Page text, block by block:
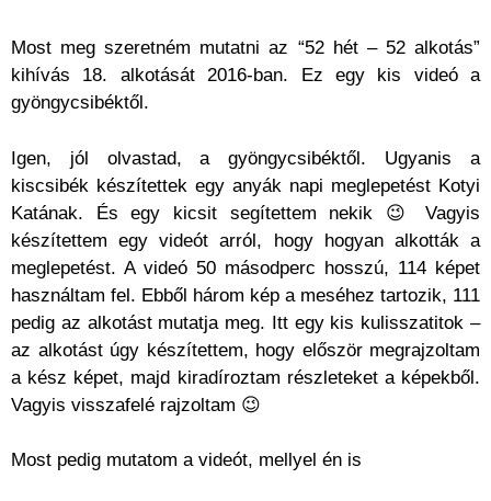
Most meg szeretném mutatni az “52 hét – 52 alkotás”
kihívás 18. alkotását 2016-ban. Ez egy kis videó a
gyöngycsibéktől.
Igen, jól olvastad, a gyöngycsibéktől. Ugyanis a
kiscsibék készítettek egy anyák napi meglepetést Kotyi
Katának. És egy kicsit segítettem nekik 😉 Vagyis
készítettem egy videót arról, hogy hogyan alkották a
meglepetést. A videó 50 másodperc hosszú, 114 képet
használtam fel. Ebből három kép a meséhez tartozik, 111
pedig az alkotást mutatja meg. Itt egy kis kulisszatitok –
az alkotást úgy készítettem, hogy először megrajzoltam
a kész képet, majd kiradíroztam részleteket a képekből.
Vagyis visszafelé rajzoltam 😉
Most pedig mutatom a videót, mellyel én is